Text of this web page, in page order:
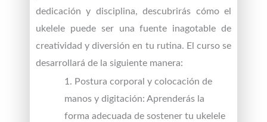
dedicación y disciplina, descubrirás cómo el
ukelele puede ser una fuente inagotable de
creatividad y diversión en tu rutina. El curso se
desarrollará de la siguiente manera:
1. Postura corporal y colocación de
manos y digitación: Aprenderás la
forma adecuada de sostener tu ukelele